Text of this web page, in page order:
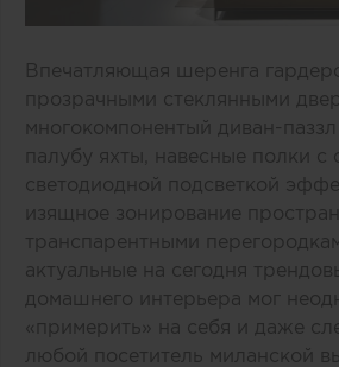
Впечатляющая шеренга
прозрачными стеклянными
многокомпонентый диван-
палубу яхты, навесные полки с
светодиодной подсветкой
изящное зонирование
транспарентными
актуальные на сегодня
домашнего интерьера мог
«примерить» на себя и даже
любой посетитель миланской